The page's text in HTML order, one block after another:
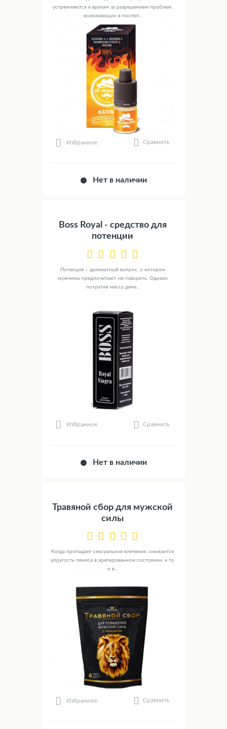
устремляются к врачам за разрешением проблем,
возникающих в постел...
Избранное Сравнить
Нет в наличии
Boss Royal - средство для
потенции
Потенция – деликатный вопрос, о котором
мужчины предпочитают не говорить. Однако
потратив массу дене...
Избранное Сравнить
Нет в наличии
Травяной сбор для мужской
силы
Когда пропадает сексуальное влечение, снижается
упругость пениса в эрегированном состоянии, а то
и в...
Избранное Сравнить